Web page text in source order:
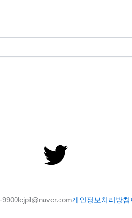
Twitter
9900lejpil@naver.com개인정보처리방침